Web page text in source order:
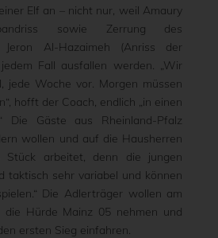
Elf an – nicht nur, weil Amaury
sowie Zerrung des
Jeron Al-Hazaimeh (Anriss der
Fall ausfallen werden. „Wir
jede Woche vor. Morgen müssen
hofft der Coach, endlich „in einen
Die Gäste aus Rheinland-Pfalz
wollen und auf die Hausherren
Stück arbeitet, denn die jungen
taktisch sehr variabel und können
Die Adlerträger wollen am
die Hürde Mainz 05 nehmen und
ersten Sieg einfahren.